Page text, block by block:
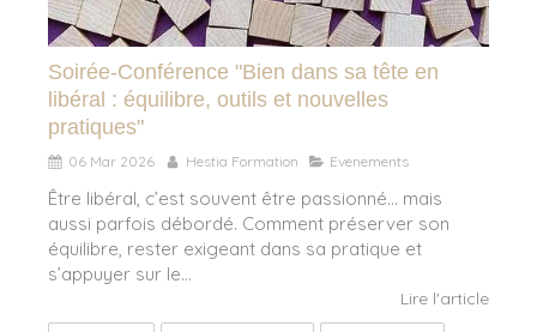
Soirée-Conférence "Bien dans sa tête en
libéral : équilibre, outils et nouvelles
pratiques"
06 Mar 2026 Hestia Formation Evenements
Être libéral, c’est souvent être passionné… mais
aussi parfois débordé. Comment préserver son
équilibre, rester exigeant dans sa pratique et
s’appuyer sur le...
Lire l'article